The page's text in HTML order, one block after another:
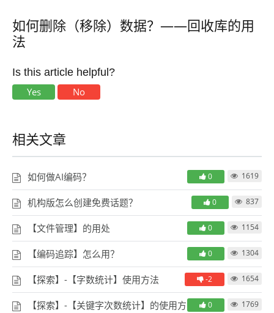
如何删除（移除）数据？——回收库的用
法
Is this article helpful?
Yes
No
相关文章
如何做AI编码？ 0 1619
机构版怎么创建免费话题？ 0 837
【文件管理】的用处 0 1154
【编码追踪】怎么用？ 0 1304
【探索】-【字数统计】使用方法 -2 1654
【探索】-【关键字次数统计】的使用方
0 1769